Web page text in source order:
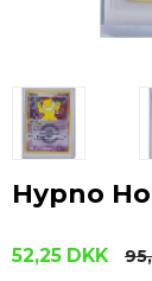
Hypno
52,25 DKK